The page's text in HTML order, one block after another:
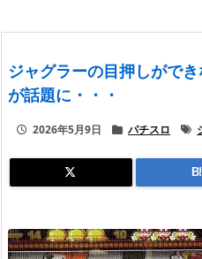
ジャグラーの目押しがで
が話題に・・・
2026年5月9日 パチスロ
B!